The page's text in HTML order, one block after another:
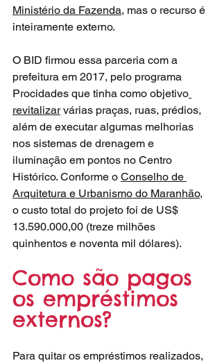
Ministério da Fazenda, mas o recurso é
inteiramente externo.
O BID firmou essa parceria com a
prefeitura em 2017, pelo programa
Procidades que tinha como objetivo
revitalizar várias praças, ruas, prédios,
além de executar algumas melhorias
nos sistemas de drenagem e
iluminação em pontos no Centro
Histórico. Conforme o Conselho de
Arquitetura e Urbanismo do Maranhão,
o custo total do projeto foi de US$
13.590.000,00 (treze milhões
quinhentos e noventa mil dólares).
Como são pagos
os empréstimos
externos?
Para quitar os empréstimos realizados,